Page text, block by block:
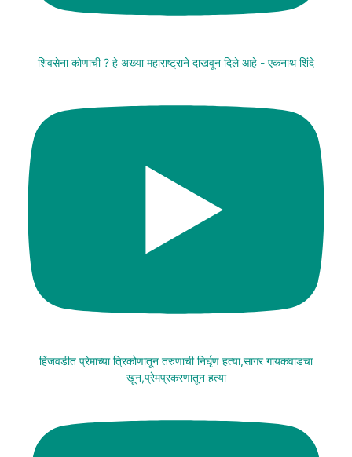
शिवसेना कोणाची ? हे अख्या महाराष्ट्राने दाखवून दिले आहे - एकनाथ शिंदे
हिंजवडीत प्रेमाच्या त्रिकोणातून तरुणाची निर्घृण हत्या,सागर गायकवाडचा
खून,प्रेमप्रकरणातून हत्या